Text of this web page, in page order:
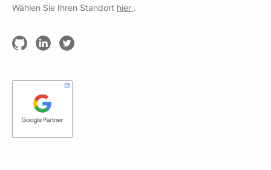
Wählen Sie Ihren Standort hier .